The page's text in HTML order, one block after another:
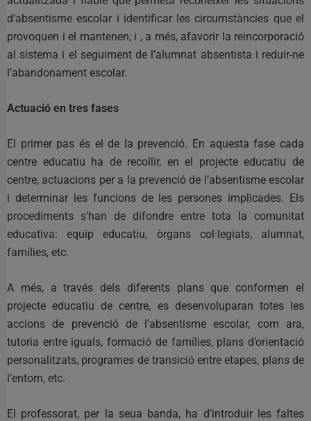
d’absentisme escolar i identificar les circumstàncies que el
provoquen i el mantenen; i , a més, afavorir la reincorporació
al sistema i el seguiment de l’alumnat absentista i reduir-ne
l’abandonament escolar.
Actuació en tres fases
El primer pas és el de la prevenció. En aquesta fase cada
centre educatiu ha de recollir, en el projecte educatiu de
centre, actuacions per a la prevenció de l’absentisme escolar
i determinar les funcions de les persones implicades. Els
procediments s’han de difondre entre tota la comunitat
educativa: equip educatiu, òrgans col·legiats, alumnat,
famílies, etc.
A més, a través dels diferents plans que conformen el
projecte educatiu de centre, es desenvoluparan totes les
accions de prevenció de l’absentisme escolar, com ara,
tutoria entre iguals, formació de famílies, plans d’orientació
personalitzats, programes de transició entre etapes, plans de
l’entorn, etc.
El professorat, per la seua banda, ha d’introduir les faltes